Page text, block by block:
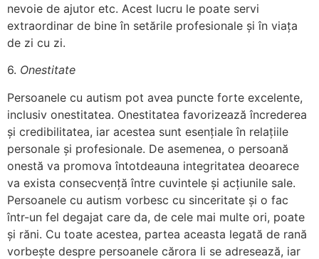
nevoie de ajutor etc. Acest lucru le poate servi
extraordinar de bine în setările profesionale și în viața
de zi cu zi.
6. Onestitate
Persoanele cu autism pot avea puncte forte excelente,
inclusiv onestitatea. Onestitatea favorizează încrederea
și credibilitatea, iar acestea sunt esențiale în relațiile
personale și profesionale. De asemenea, o persoană
onestă va promova întotdeauna integritatea deoarece
va exista consecvență între cuvintele și acțiunile sale.
Persoanele cu autism vorbesc cu sinceritate și o fac
într-un fel degajat care da, de cele mai multe ori, poate
și răni. Cu toate acestea, partea aceasta legată de rană
vorbește despre persoanele cărora li se adresează, iar